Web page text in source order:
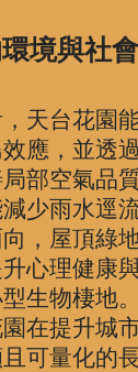
境與社
天台花園
應，並透
部空氣品
少雨水逕
，屋頂綠
心理健康
生物棲地
在提升城
可量化的長